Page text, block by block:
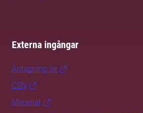
Externa ingångar
Antagning.se
CSN
Mecenat